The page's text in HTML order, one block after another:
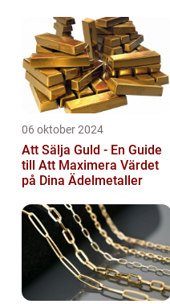
06 oktober 2024
Att Sälja Guld - En Guide
till Att Maximera Värdet
på Dina Ädelmetaller